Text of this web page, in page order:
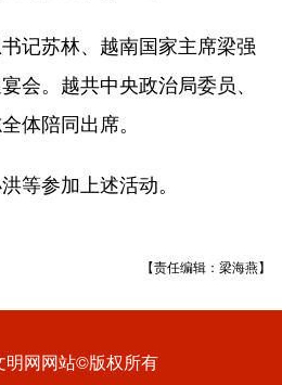
苏林、越南国家主席梁强
会。越共中央政治局委员、
体陪同出席。
参加上述活动。
【责任编辑：梁海燕】
明网网站©版权所有